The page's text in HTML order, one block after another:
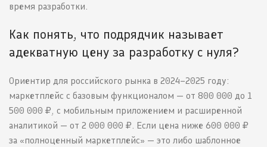
время разработки.
Как понять, что подрядчик называет
адекватную цену за разработку с нуля?
Ориентир для российского рынка в 2024–2025 году:
маркетплейс с базовым функционалом — от 800 000 до 1
500 000 ₽, с мобильным приложением и расширенной
аналитикой — от 2 000 000 ₽. Если цена ниже 600 000 ₽
за «полноценный маркетплейс» — это либо шаблонное